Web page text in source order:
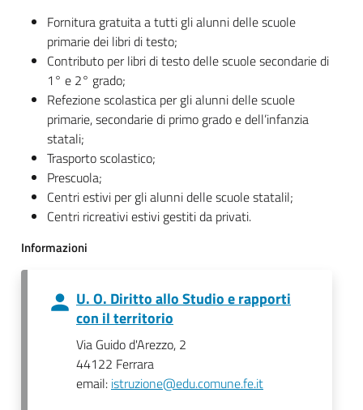
Fornitura gratuita a tutti gli alunni delle scuole
primarie dei libri di testo;
Contributo per libri di testo delle scuole secondarie di
1° e 2° grado;
Refezione scolastica per gli alunni delle scuole
primarie, secondarie di primo grado e dell’infanzia
statali;
Trasporto scolastico;
Prescuola;
Centri estivi per gli alunni delle scuole statalil;
Centri ricreativi estivi gestiti da privati.
Informazioni
U. O. Diritto allo Studio e rapporti
con il territorio
Via Guido d'Arezzo, 2
44122 Ferrara
email: istruzione@edu.comune.fe.it